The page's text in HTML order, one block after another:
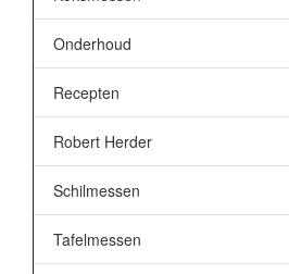
Onderhoud
Recepten
Robert Herder
Schilmessen
Tafelmessen